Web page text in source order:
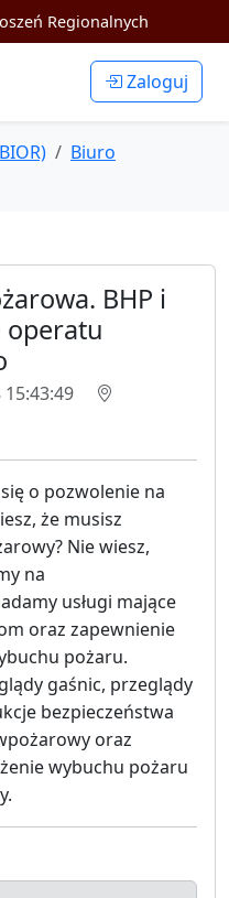
Regionalnych
Zaloguj
Biuro
BHP i
operatu
15:43:49
o pozwolenie na
że musisz
Nie wiesz,
na
usługi mające
oraz zapewnienie
pożaru.
gaśnic, przeglądy
bezpieczeństwa
oraz
wybuchu pożaru